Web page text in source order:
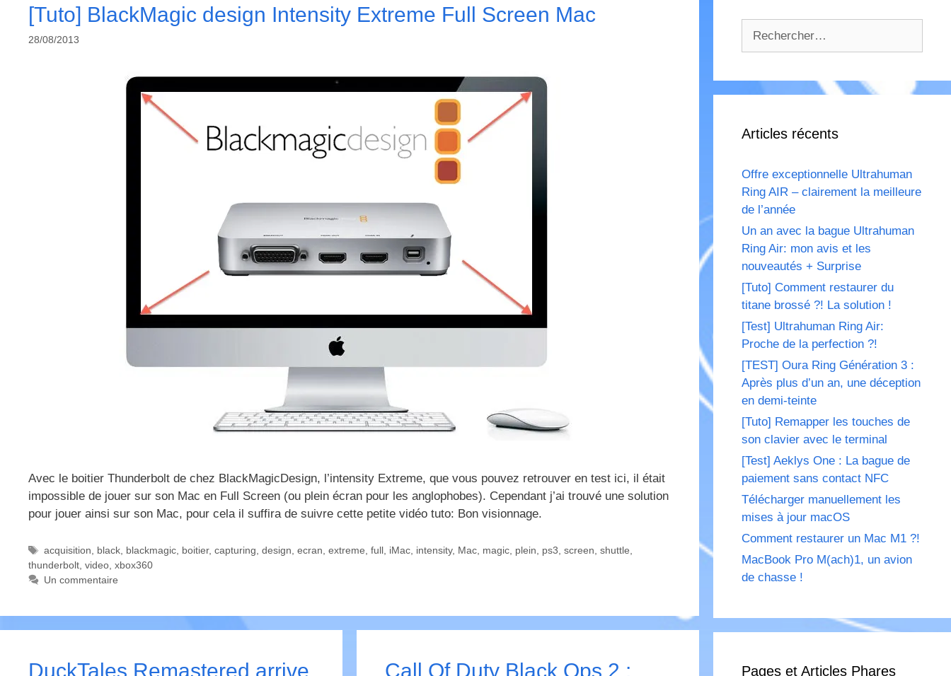
[Tuto] BlackMagic design Intensity Extreme Full Screen Mac
28/08/2013
Avec le boitier Thunderbolt de chez BlackMagicDesign, l’intensity Extreme, que vous pouvez retrouver en test ici, il était
impossible de jouer sur son Mac en Full Screen (ou plein écran pour les anglophobes). Cependant j’ai trouvé une solution
pour jouer ainsi sur son Mac, pour cela il suffira de suivre cette petite vidéo tuto: Bon visionnage.
Étiquettes
acquisition, black, blackmagic, boitier, capturing, design, ecran, extreme, full, iMac, intensity, Mac, magic, plein, ps3, screen, shuttle,
thunderbolt, video, xbox360
Un commentaire
DuckTales Remastered arrive
Call Of Duty Black Ops 2 :
Articles récents
Offre exceptionnelle Ultrahuman
Ring AIR – clairement la meilleure
de l’année
Un an avec la bague Ultrahuman
Ring Air: mon avis et les
nouveautés + Surprise
[Tuto] Comment restaurer du
titane brossé ?! La solution !
[Test] Ultrahuman Ring Air:
Proche de la perfection ?!
[TEST] Oura Ring Génération 3 :
Après plus d’un an, une déception
en demi-teinte
[Tuto] Remapper les touches de
son clavier avec le terminal
[Test] Aeklys One : La bague de
paiement sans contact NFC
Télécharger manuellement les
mises à jour macOS
Comment restaurer un Mac M1 ?!
MacBook Pro M(ach)1, un avion
de chasse !
Pages et Articles Phares